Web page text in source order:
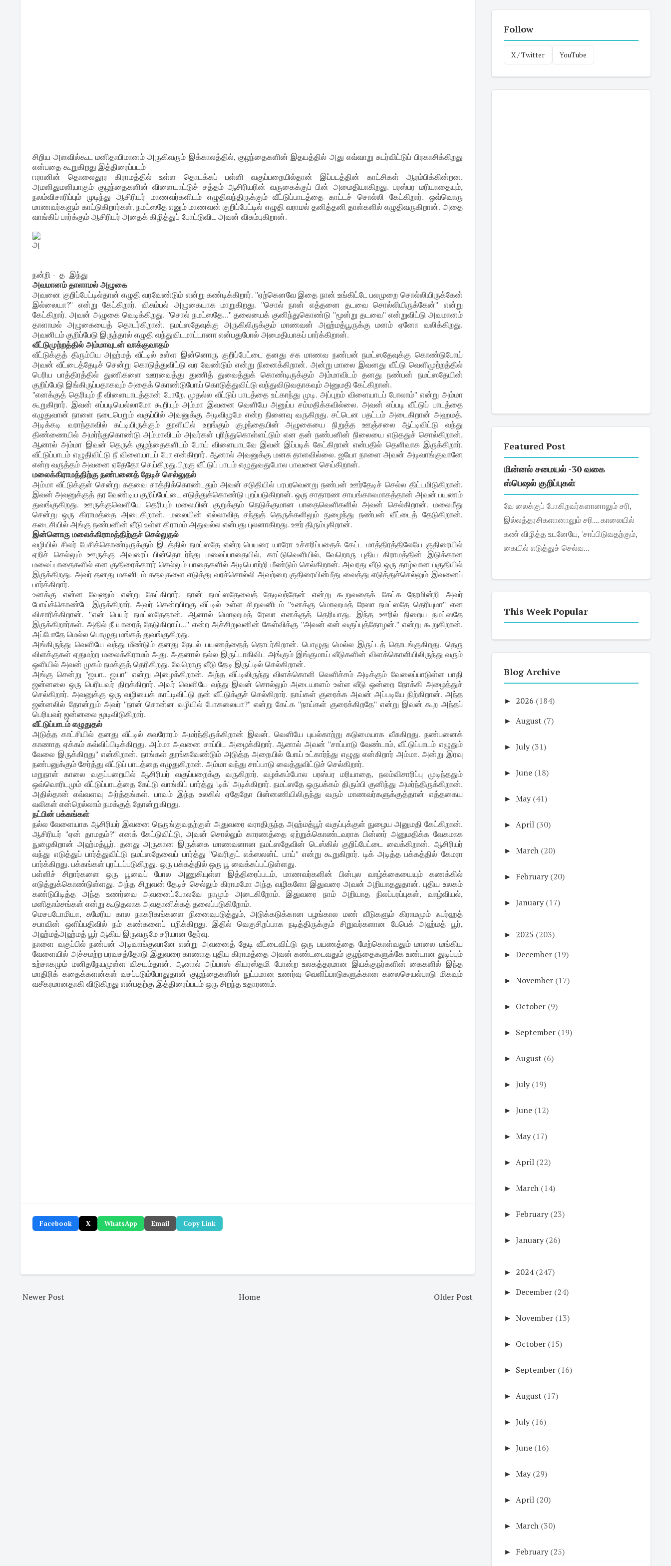
சிறிய அளவில்கூட மனிதாபிமானம் அருகிவரும் இக்காலத்தில், குழந்தைகளின் இதயத்தில் அது எவ்வாறு சுடர்விட்டுப் பிரகாசிக்கிறது
என்பதை கூறுகிறது இத்திரைப்படம்
ஈரானின் தொலைதூர கிராமத்தில் உள்ள தொடக்கப் பள்ளி வகுப்பறையில்தான் இப்படத்தின் காட்சிகள் ஆரம்பிக்கின்றன.
அமளிதுமளியாகும் குழந்தைகளின் விளையாட்டுச் சத்தம் ஆசிரியரின் வருகைக்குப் பின் அமைதியாகிறது. பரஸ்பர மரியாதையும்,
நலம்விசாரிப்பும் முடிந்து ஆசிரியர் மாணவர்களிடம் எழுதிவந்திருக்கும் வீட்டுப்பாடத்தை காட்டச் சொல்லி கேட்கிறார். ஒவ்வொரு
மாணவர்களும் காட்டுகிறார்கள். நமட்ஸதே எனும் மாணவன் குறிப்பேட்டில் எழுதி வராமல் தனித்தனி தாள்களில் எழுதிவருகிறான். அதை
வாங்கிப் பார்க்கும் ஆசிரியர் அதைக் கிழித்துப் போட்டுவிட அவன் விசும்புகிறான்.
அ
நன்றி - த இந்து
அவமானம் தாளாமல் அழுகை
அவனை குறிப்பேட்டில்தான் எழுதி வரவேண்டும் என்று கண்டிக்கிறார். ''ஏற்கெனவே இதை நான் உங்கிட்டே பலமுறை சொல்லியிருக்கேன்
இல்லையா?'' என்று கேட்கிறார். விசும்பல் அழுகையாக மாறுகிறது. ''சொல் நான் எத்தனை தடவை சொல்லியிருக்கேன்'' என்று
கேட்கிறார். அவன் அழுகை வெடிக்கிறது. ''சொல் நமட்ஸதே...'' தலையைக் குனிந்துகொண்டு ''மூன்று தடவை'' என்றுவிட்டு அவமானம்
தாளாமல் அழுகையைத் தொடர்கிறான். நமட்ஸதேவுக்கு அருகிலிருக்கும் மாணவன் அஹ்மத்பூருக்கு மனம் ஏனோ வலிக்கிறது.
அவனிடம் குறிப்பேடு இருந்தால் எழுதி வந்துவிடமாட்டானா என்பதுபோல் அமைதியாகப் பார்க்கிறான்.
வீட்டுமுற்றத்தில் அம்மாவுடன் வாக்குவாதம்
வீட்டுக்குத் திரும்பிய அஹ்மத் வீட்டில் உள்ள இன்னொரு குறிப்பேட்டை தனது சக மாணவ நண்பன் நமட்ஸதேவுக்கு கொண்டுபோய்
அவன் வீட்டைத்தேடிச் சென்று கொடுத்துவிட்டு வர வேண்டும் என்று நினைக்கிறான். அன்று மாலை இவனது வீட்டு வெளிமுற்றத்தில்
பெரிய பாத்திரத்தில் துணிகளை ஊரவைத்து துணித் துவைத்துக் கொண்டிருக்கும் அம்மாவிடம் தனது நண்பன் நமட்ஸதேயின்
குறிப்பேடு இங்கிருப்பதாகவும் அதைக் கொண்டுபோய் கொடுத்துவிட்டு வந்துவிடுவதாகவும் அனுமதி கேட்கிறான்.
''எனக்குத் தெரியும் நீ விளையாடத்தான் போறே. முதல்ல வீட்டுப் பாடத்தை உட்காந்து முடி. அப்புறம் விளையாடப் போலாம்'' என்று அம்மா
கூறுகிறார். இவன் எப்படியெல்லாமோ கூறியும் அம்மா இவனை வெளியே அனுப்ப சம்மதிக்கவில்லை. அவன் எப்படி வீட்டுப் பாடத்தை
எழுதுவான் நாளை நடைபெறும் வகுப்பில் அவனுக்கு அடிவிழுமே என்ற நினைவு வருகிறது. சட்டென பதட்டம் அடைகிறான் அஹமத்.
அடிக்கடி வராந்தாவில் கட்டியிருக்கும் தூளியில் உறங்கும் குழந்தையின் அழுகையை நிறுத்த ஊஞ்சலை ஆட்டிவிட்டு வந்து
திண்ணையில் அமர்ந்துகொண்டு அம்மாவிடம் அவர்கள் புரிந்துகொள்ளட்டும் என தன் நண்பனின் நிலையை எடுததுச் சொல்கிறான்.
ஆனால் அம்மா இவன் தெருக் குழந்தைகளிடம் போய் விளையாடவே இவன் இப்படிக் கேட்கிறான் என்பதில் தெளிவாக இருக்கிறார்.
வீட்டுப்பாடம் எழுதிவிட்டு நீ விளையாடப் போ என்கிறார். ஆனால் அவனுக்கு மனசு தாளவில்லை. ஐயோ நாளை அவன் அடிவாங்குவானே
என்ற வருத்தம் அவனை ஏதேதோ செய்கிறது.பிறகு வீட்டுப் பாடம் எழுதுவதுபோல பாவனை செய்கிறான்.
மலைக்கிராமத்திற்கு நண்பனைத் தேடிச் செல்லுதல்
அம்மா வீட்டுக்குள் சென்று கதவை சாத்திக்கொண்டதும் அவன் சடுதியில் பரபரவெனறு நண்பன் ஊர்தேடிச் செல்ல திட்டமிடுகிறான்.
இவன் அவனுக்குத் தர வேண்டிய குறிப்பேட்டை எடுத்துக்கொண்டு புறப்படுகிறான். ஒரு சாதாரண சாயங்காலமாகத்தான் அவன் பயணம்
துவங்குகிறது. ஊருக்குவெளியே தெரியும் மலையின் குறுக்கும் நெடுக்குமான பாதைவெளிகளில் அவன் செல்கிறான். மலைமீது
சென்று ஒரு கிராமத்தை அடைகிறான். மலையின் எல்லாவித சந்துத் தெருக்களிலும் நுழைந்து நண்பன் வீட்டைத் தேடுகிறான்.
கடைசியில் அங்கு நண்பனின் வீடு உள்ள கிராமம் அதுவல்ல என்பது புலனாகிறது. ஊர் திரும்புகிறான்.
இன்னொரு மலைக்கிராமத்திற்குச் செல்லுதல்
வழியில் சிலர் பேசிக்கொண்டிருக்கும் இடத்தில் நமட்ஸதே என்ற பெயரை யாரோ உச்சரிப்பதைக் கேட்ட மாத்திரத்திலேயே குதிரையில்
ஏறிச் செல்லும் ஊருக்கு அவரைப் பின்தொடர்ந்து மலைப்பாதையில், காட்டுவெளியில், வேறொரு புதிய கிராமத்தின் இடுக்கான
மலைப்பாதைகளில் என குதிரைக்காரர் செல்லும் பாதைகளில் அடியொற்றி மீண்டும் செல்கிறான். அவரது வீடு ஒரு தாழ்வான பகுதியில்
இருக்கிறது. அவர் தனது மகனிடம் கதவுகளை எடுத்து வரச்சொல்லி அவற்றை குதிரையின்மீது வைத்து எடுத்துச்செல்லும் இவனைப்
பார்க்கிறார்.
உனக்கு என்ன வேணும் என்று கேட்கிறார். நான் நமட்ஸதேவைத் தேடிவந்தேன் என்று கூறுவதைக் கேட்க நேரமின்றி அவர்
போய்க்கொண்டே இருக்கிறார். அவர் சென்றபிறகு வீட்டில் உள்ள சிறுவனிடம் ''உனக்கு மொஹமத் ரேஸா நமட்ஸதே தெரியுமா'' என
விசாரிக்கிறான். ''என் பெயர் நமட்ஸதேதான். ஆனால் மொஹமத் ரேஸா எனக்குத் தெரியாது. இந்த ஊரில் நிறைய நமட்ஸதே
இருக்கிறார்கள். அதில் நீ யாரைத் தேடுகிறாய்...'' என்ற அச்சிறுவனின் கேள்விக்கு ''அவன் என் வகுப்புத்தோழன்.'' என்று கூறுகிறான்.
அப்போதே மெல்ல பொழுது மங்கத் துவங்குகிறது.
அங்கிருந்து வெளியே வந்து மீண்டும் தனது தேடல் பயணத்தைத் தொடர்கிறான். பொழுது மெல்ல இருட்டத் தொடங்குகிறது. தெரு
விளக்குகள் ஏதுமற்ற மலைக்கிராமம் அது. அதனால் நல்ல இருட்டாகிவிட அங்கும் இங்குமாய் வீடுகளின் விளக்கொளியிலிருந்து வரும்
ஒளியில் அவன் முகம் நமக்குத் தெரிகிறது. வேறொரு வீடு தேடி இருட்டில் செல்கிறான்.
அங்கு சென்று ''ஐயா.. ஐயா'' என்று அழைக்கிறான். அந்த வீட்டிலிருந்து விளக்கொளி வெளிச்சம் அடிக்கும் வேலைப்பாடுள்ள பாதி
ஜன்னலை ஒரு பெரியவர் திறக்கிறார். அவர் வெளியே வந்து இவன் சொல்லும் அடையாளம் உள்ள வீடு ஒன்றை நோக்கி அழைத்துச்
செல்கிறார். அவனுக்கு ஒரு வழியைக் காட்டிவிட்டு தன் வீட்டுக்குச் செல்கிறார். நாய்கள் குரைக்க அவன் அப்படியே நிற்கிறான். அந்த
ஜன்னலில் தோன்றும் அவர் ''நான் சொன்ன வழியில் போகலையா?'' என்று கேட்க ''நாய்கள் குரைக்கிறதே'' என்று இவன் கூற அந்தப்
பெரியவர் ஜன்னலை மூடிவிடுகிறார்.
வீட்டுப்பாடம் எழுதுதல்
அடுத்த காட்சியில் தனது வீட்டில் சுவரோரம் அமர்ந்திருக்கிறான் இவன். வெளியே புயல்காற்று கடுமையாக வீசுகிறது. நண்பனைக்
காணாத ஏக்கம் கவ்விப்பிடிக்கிறது. அம்மா அவனை சாப்பிட அழைக்கிறார். ஆனால் அவன் ''சாப்பாடு வேண்டாம், வீட்டுப்பாடம் எழுதும்
வேலை இருக்கிறது'' என்கிறான். நாங்கள் தூங்கவேண்டும் அடுத்த அறையில் போய் உட்கார்ந்து எழுது என்கிறார் அம்மா. அன்று இரவு
நண்பனுக்கும் சேர்த்து வீட்டுப் பாடத்தை எழுதுகிறான். அம்மா வந்து சாப்பாடு வைத்துவிட்டுச் செல்கிறார்.
மறுநாள் காலை வகுப்பறையில் ஆசிரியர் வகுப்பறைக்கு வருகிறார். வழக்கம்போல பரஸ்பர மரியாதை, நலம்விசாரிப்பு முடிந்ததும்
ஒவ்வொரிடமும் வீட்டுப்பாடத்தை கேட்டு வாங்கிப் பார்த்து 'டிக்' அடிக்கிறார். நமட்ஸதே ஒருபக்கம் திரும்பி குனிந்து அமர்ந்திருக்கிறான்.
அதில்தான் எவ்வளவு அர்த்தங்கள். பாவம் இந்த உலகில் ஏதேதோ பின்னணியிலிருந்து வரும் மாணவர்களுக்குத்தான் எத்தகைய
வலிகள் என்றெல்லாம் நமக்குத் தோன்றுகிறது.
நட்பின் பக்கங்கள்
நல்ல வேளையாக ஆசிரியர் இவனை நெருங்குவதற்குள் அதுவரை வராதிருந்த அஹ்மத்பூர் வகுப்புக்குள் நுழைய அனுமதி கேட்கிறான்.
ஆசிரியர் ''ஏன் தாமதம்?'' எனக் கேட்டுவிட்டு, அவன் சொல்லும் காரணத்தை ஏற்றுக்கொண்டவராக பின்னர் அனுமதிக்க வேகமாக
நுழைகிறான் அஹ்மத்பூர். தனது அருகான இருக்கை மாணவனான நமட்ஸதேவின் டெஸ்கில் குறிப்பேட்டை வைக்கிறான். ஆசிரியர்
வந்து எடுத்துப் பார்த்துவிட்டு நமட்ஸதேவைப் பார்த்து ''வெரிகுட் எக்ஸலன்ட் பாய்'' என்று கூறுகிறார். டிக் அடித்த பக்கத்தில் கேமரா
பார்க்கிறது. பக்கங்கள் புரட்டப்படுகிறது. ஒரு பக்கத்தில் ஒரு பூ வைக்கப்பட்டுள்ளது.
பள்ளிச் சிறார்களை ஒரு பூவைப் போல அணுகியுள்ள இத்திரைப்படம், மாணவர்களின் பின்புல வாழ்க்கையையும் கணக்கில்
எடுத்துக்கொண்டுள்ளது. அந்த சிறுவன் தேடிச் செல்லும் கிராமமோ அந்த வழிகளோ இதுவரை அவன் அறியாததுதான். புதிய உலகம்
கண்டுபிடித்த அந்த உணர்வை அவனைப்போலவே நாமும் அடைகிறோம். இதுவரை நாம் அறியாத நிலப்பரப்புகள், வாழ்வியல்,
மனிதாம்சங்கள் என்று கூடுதலாக அவதானிக்கத் தலைப்படுகிறோம்.
மெசபடோமியா, சுமேரிய கால நாகரிகங்களை நினைவுபடுத்தும், அடுக்கடுக்கான பழங்கால மண் வீடுகளும் கிராமமும் ஃபர்ஹத்
சபாவின் ஒளிப்பதிவில் நம் கண்களைப் பறிக்கிறது. இதில் வெகுசிறப்பாக நடித்திருக்கும் சிறுவர்களான பேபெக் அஹ்மத் பூர்,
அஹ்மத்அஹ்மத் பூர் ஆகிய இருவருமே சரியான தேர்வு.
நாளை வகுப்பில் நண்பன் அடிவாங்குவானே என்று அவனைத் தேடி வீட்டைவிட்டு ஒரு பயணத்தை மேற்கொள்வதும் மாலை மங்கிய
வேளையில் அச்சமற்ற பரவசத்தோடு இதுவரை காணாத புதிய கிராமத்தை அவன் கண்டடைவதும் குழந்தைகளுக்கே உண்டான துடிப்பும்
உற்சாகமும் மனிதநேயமுள்ள விசயம்தான். ஆனால் அப்பாஸ் கியரஸ்தமி போன்ற உலகத்தரமான இயக்குநர்களின் கைகளில் இந்த
மாதிரிக் கதைக்களன்கள் வசப்படும்போதுதான் குழந்தைகளின் நுட்பமான உணர்வு வெளிப்பாடுகளுக்கான கலைசெயல்பாடு மிகவும்
வசீகரமானதாகி விடுகிறது என்பதற்கு இத்திரைப்படம் ஒரு சிறந்த உதாரணம்.
Facebook X WhatsApp Email Copy Link
Newer Post Older Post
Home
Follow
X / Twitter YouTube
Featured Post
மின்னல் சமையல் -30 வகை
ஸ்பெஷல் குறிப்புகள்
வே லைக்குப் போகிறவர்களானாலும் சரி,
இல்லத்தரசிகளானாலும் சரி... காலையில்
கண் விழித்த உடனேயே, 'சாப்பிடுவதற்கும்,
கையில் எடுத்துச் செல்வ...
This Week Popular
Blog Archive
► 2026 (184)
► August (7)
► July (31)
► June (18)
► May (41)
► April (30)
► March (20)
► February (20)
► January (17)
► 2025 (203)
► December (19)
► November (17)
► October (9)
► September (19)
► August (6)
► July (19)
► June (12)
► May (17)
► April (22)
► March (14)
► February (23)
► January (26)
► 2024 (247)
► December (24)
► November (13)
► October (15)
► September (16)
► August (17)
► July (16)
► June (16)
► May (29)
► April (20)
► March (30)
► February (25)